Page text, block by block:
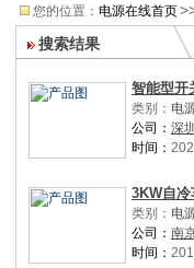
您的位置： 电源在线首页
搜索结果
智能型开
类别： 电
公司： 深
时间：
3KW自
类别： 电
公司： 南
时间：